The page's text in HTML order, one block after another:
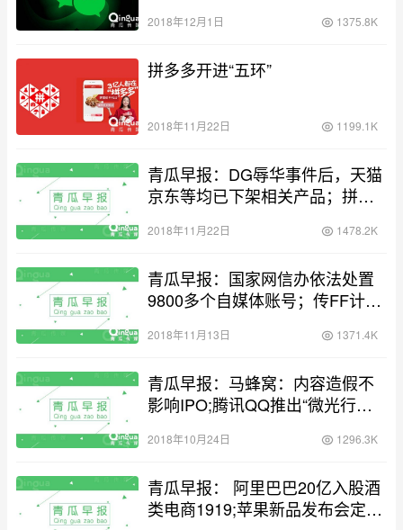
2018年12月1日 1375.8K
拼多多开进“五环”
2018年11月22日 1199.1K
青瓜早报：DG辱华事件后，天猫
京东等均已下架相关产品；拼多
2018年11月22日 1478.2K
青瓜早报：国家网信办依法处置
9800多个自媒体账号；传FF计划
2018年11月13日 1371.4K
青瓜早报：马蜂窝：内容造假不
影响IPO;腾讯QQ推出“微光行动”
2018年10月24日 1296.3K
青瓜早报： 阿里巴巴20亿入股酒
类电商1919;苹果新品发布会定档